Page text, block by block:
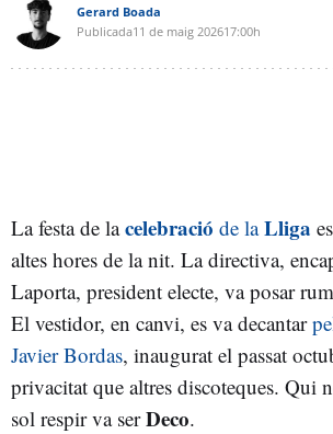
Gerard Boada
Publicada11 de maig 202617:00h
La festa de lacelebració de laLliga
altes hores de la nit. La directiva,
Laporta, president electe, va posar
El vestidor, en canvi, es va decantar
Javier Bordas, inaugurat el passat
privacitat que altres discoteques. Qui
sol respir va serDeco.